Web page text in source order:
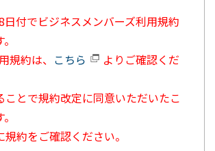
日付でビジネスメンバーズ利用規約
規約は、 こちら
よりご確認くだ
ことで規約改定に同意いただいたこ
約をご確認ください。